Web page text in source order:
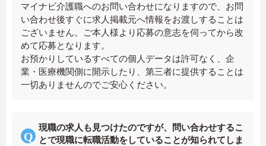
マイナビ介護職へのお問い合わせになりますので、お問
い合わせ後すぐに求人掲載元へ情報をお渡しすることは
ございません。ご本人様より応募の意志を伺ってから改
めて応募となります。
お預かりしているすべての個人データは許可なく、企
業・医療機関側に開示したり、第三者に提供することは
一切ありませんのでご安心ください。
現職の求人も見つけたのですが、問い合わせするこ
とで現職に転職活動をしていることが知られてしま